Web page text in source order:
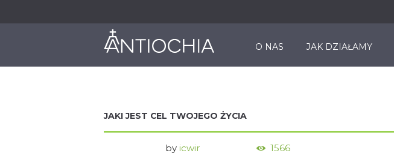
O NAS JAK DZIAŁAMY
JAKI JEST CEL TWOJEGO ŻYCIA
by icwir 1566